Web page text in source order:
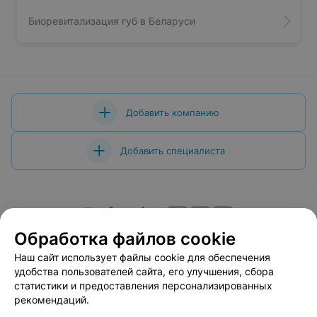
Биоревитализация губ в Беларуси
Добавить компанию
Добавить специалиста
О проекте Новости проекта
Размещение рекламы
Вакансии
Публичный договор
Способы оплаты
Публичный договор по использованию сервиса
«Афиша»
Обработка файлов cookie
Наш сайт использует файлы cookie для обеспечения
удобства пользователей сайта, его улучшения, сбора
статистики и предоставления персонализированных
рекомендаций.